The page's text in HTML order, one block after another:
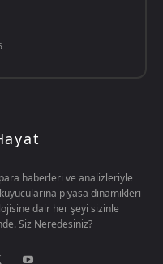
haberleri ve analizleriyle
piyasa dinamikleri
dair her şeyi sizinle
Siz Neredesiniz?